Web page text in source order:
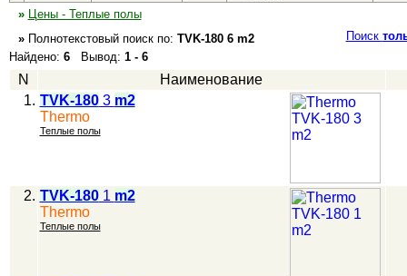
» Цены - Теплые полы
» Полнотекстовыйпоиск по: TVK-180 6 m2 Поиск
Найдено: 6Вывод: 1 - 6
N
Наименование
1. TVK-1803 m2
Thermo
Теплые полы
2. TVK-1801 m2
Thermo
Теплые полы